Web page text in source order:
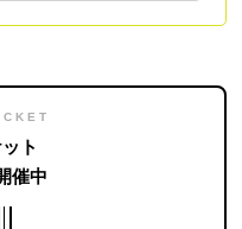
ト
催中